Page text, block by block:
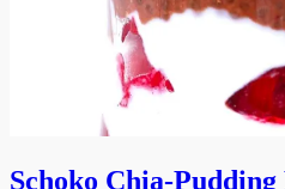
Schoko Chia-Pudding